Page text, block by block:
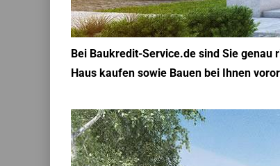
Bei Baukredit-Service.de sind Sie
Haus kaufen sowie Bauen bei Ihnen